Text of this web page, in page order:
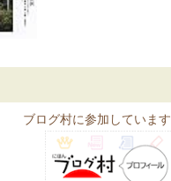
ブログ村に参加しています